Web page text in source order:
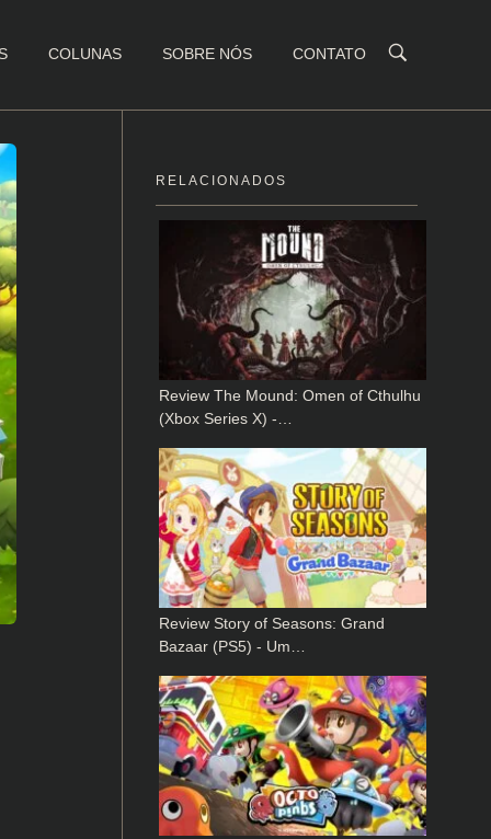
COLUNAS SOBRE NÓS CONTATO
RELACIONADOS
Review The Mound: Omen of Cthulhu
(Xbox Series X) -…
Review Story of Seasons: Grand
Bazaar (PS5) - Um…